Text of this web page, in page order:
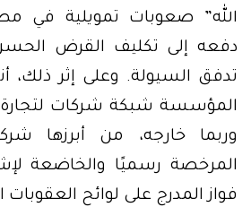
دفعه إلى تكليف القرض
تدفق السيولة. وعلى إثر
المؤسسة شبكة شركات لتجارة
وربما خارجه، من أبرزها
المرخصة رسميًا والخاضعة
فواز المدرج على لوائح العقوبات